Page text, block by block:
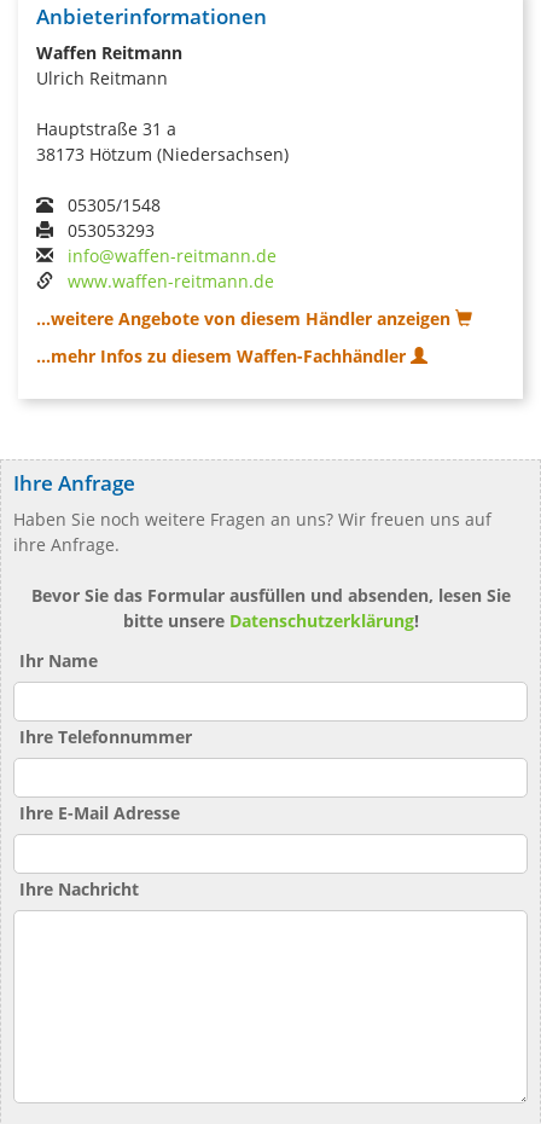
Anbieterinformationen
Waffen Reitmann
Ulrich Reitmann
Hauptstraße 31 a
38173 Hötzum (Niedersachsen)
05305/1548
053053293
info@waffen-reitmann.de
www.waffen-reitmann.de
...weitere Angebote von diesem Händler anzeigen
...mehr Infos zu diesem Waffen-Fachhändler
Ihre Anfrage
Haben Sie noch weitere Fragen an uns? Wir freuen uns auf
ihre Anfrage.
Bevor Sie das Formular ausfüllen und absenden, lesen Sie
bitte unsere Datenschutzerklärung!
Ihr Name
Ihre Telefonnummer
Ihre E-Mail Adresse
Ihre Nachricht